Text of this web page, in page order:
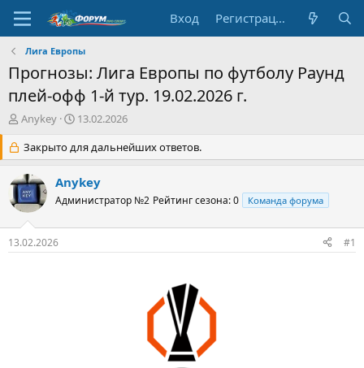
Вход Регистрация
Лига Европы
Прогнозы: Лига Европы по футболу Раунд
плей-офф 1-й тур. 19.02.2026 г.
А
т
о
р
т
е
м
Anykey
Д
т
а
н
а
ч
а
13.02.2026
Закрыто для дальнейших ответов.
Anykey
Администратор №2 Рейтинг сезона: 0 Команда форума
13.02.2026 #1